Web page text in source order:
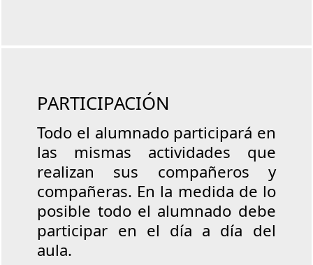
PARTICIPACIÓN
Todo el alumnado participará en
las mismas actividades que
realizan sus compañeros y
compañeras. En la medida de lo
posible todo el alumnado debe
participar en el día a día del
aula.